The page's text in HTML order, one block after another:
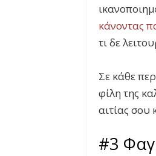
κάνοντας
τι δε
Σε κάθε
φίλη της
αιτίας σου
#3